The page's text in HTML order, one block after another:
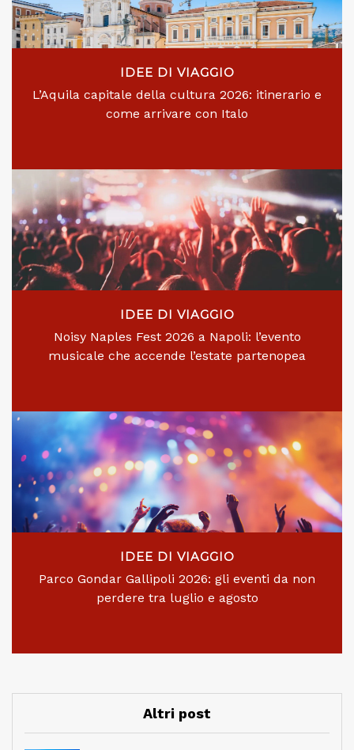
IDEE DI VIAGGIO
L’Aquila capitale della cultura 2026: itinerario e
come arrivare con Italo
IDEE DI VIAGGIO
Noisy Naples Fest 2026 a Napoli: l’evento
musicale che accende l’estate partenopea
IDEE DI VIAGGIO
Parco Gondar Gallipoli 2026: gli eventi da non
perdere tra luglio e agosto
Altri post